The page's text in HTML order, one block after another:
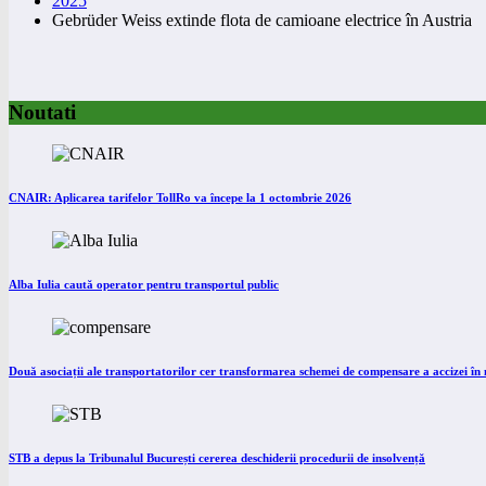
Gebrüder Weiss extinde flota de camioane electrice în Austria
Noutati
CNAIR: Aplicarea tarifelor TollRo va începe la 1 octombrie 2026
Alba Iulia caută operator pentru transportul public
Două asociații ale transportatorilor cer transformarea schemei de compensare a accizei în
STB a depus la Tribunalul București cererea deschiderii procedurii de insolvență